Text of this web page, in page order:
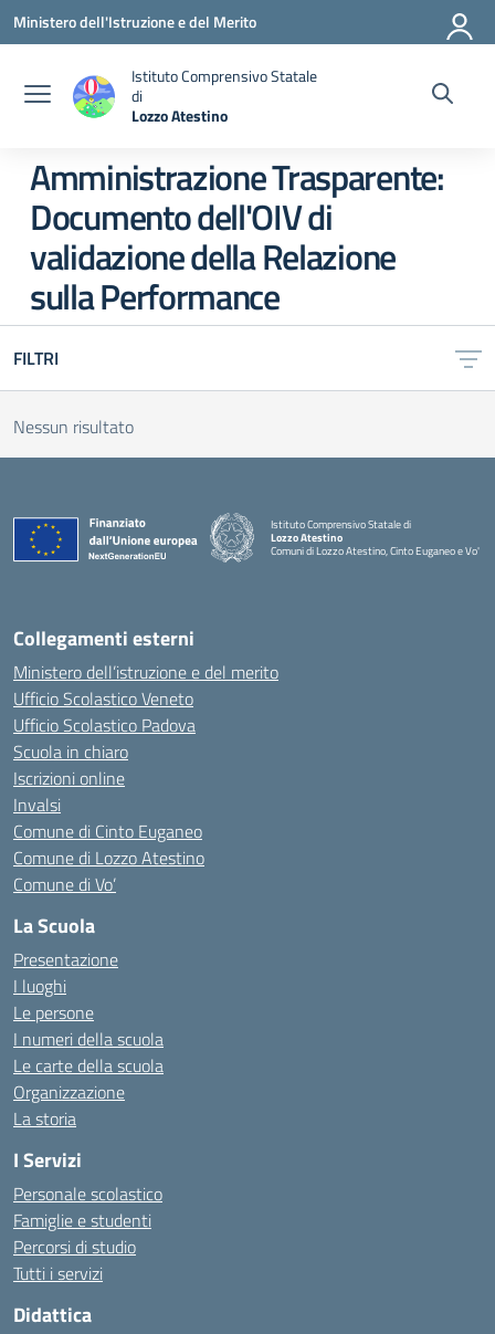
Vai ai contenuti
Vai al menu di navigazione
Vai al footer
Ministero dell'Istruzione e del Merito
Istituto Comprensivo Statale
di
Lozzo Atestino
Amministrazione Trasparente:
Documento dell'OIV di
validazione della Relazione
sulla Performance
FILTRI
Nessun risultato
Istituto Comprensivo Statale di
Lozzo Atestino
Comuni di Lozzo Atestino, Cinto Euganeo e Vo'
— Visita la pagina iniziale della scuola
Collegamenti esterni
Ministero dell’istruzione e del merito
Ufficio Scolastico Veneto
Ufficio Scolastico Padova
Scuola in chiaro
Iscrizioni online
Invalsi
Comune di Cinto Euganeo
Comune di Lozzo Atestino
Comune di Vo’
La Scuola
Presentazione
I luoghi
Le persone
I numeri della scuola
Le carte della scuola
Organizzazione
La storia
I Servizi
Personale scolastico
Famiglie e studenti
Percorsi di studio
Tutti i servizi
Didattica